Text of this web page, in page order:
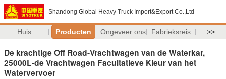
Shandong Global Heavy Truck Import&Export Co.,Ltd
Huis Producten Ongeveer ons Fabrieksreis >>
De krachtige Off Road-Vrachtwagen van de Waterkar,
25000L-de Vrachtwagen Facultatieve Kleur van het
Watervervoer